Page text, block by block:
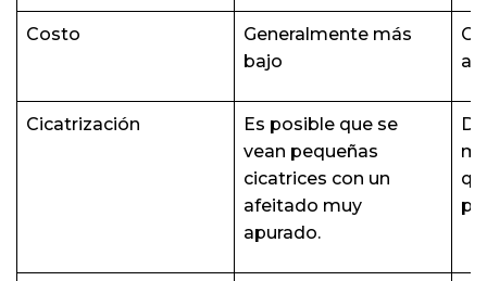
Costo
Generalmente más
bajo
Cicatrización
Es posible que se
vean pequeñas
cicatrices con un
afeitado muy
apurado.